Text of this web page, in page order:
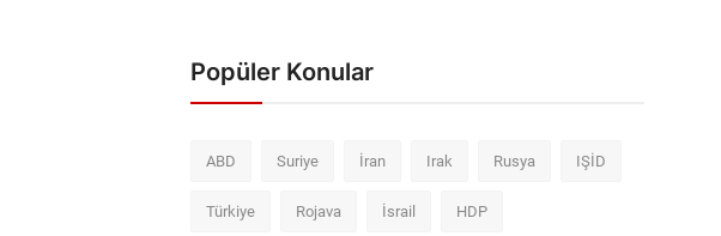
Popüler Konular
ABD Suriye İran Irak Rusya IŞİD
Türkiye Rojava İsrail HDP